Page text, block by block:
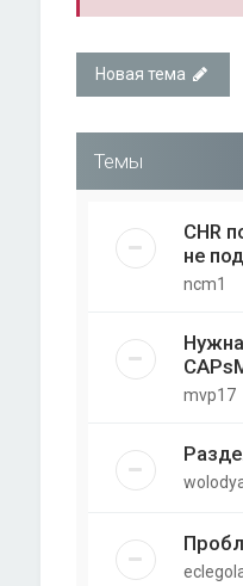
Новая тема
Темы
CHR
не
ncm1
mvp17